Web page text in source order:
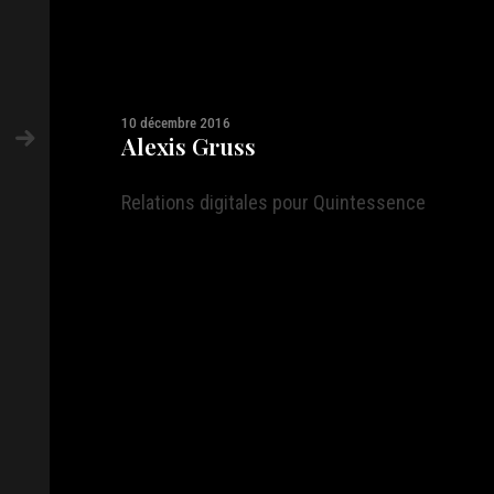
10 décembre 2016
Alexis Gruss
Relations digitales pour Quintessence